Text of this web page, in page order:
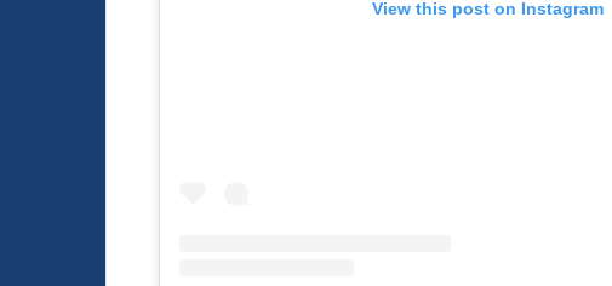
View this post on Instagram